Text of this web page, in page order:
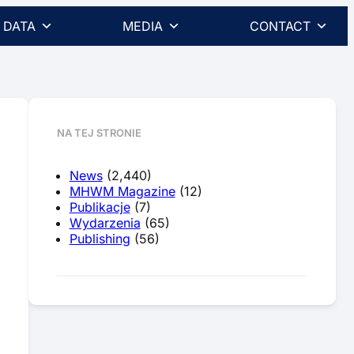
DATA MEDIA CONTACT
NA TEJ STRONIE
News(2,440)
MHWM Magazine(12)
Publikacje(7)
Wydarzenia (65)
Publishing (56)